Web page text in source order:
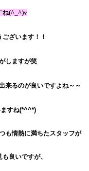
ね(^_^)v
ざいます！！
しますが笑
来るのが良いですよね～～
すね(*^^*)
も情熱に満ちたスタッフが
良いですが、